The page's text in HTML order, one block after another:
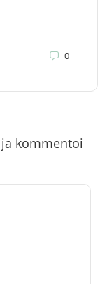
0
kommentoi